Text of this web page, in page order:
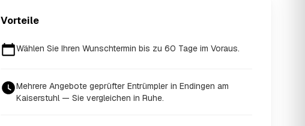
Vorteile
Wählen Sie Ihren Wunschtermin bis zu 60 Tage im Voraus.
Mehrere Angebote geprüfter Entrümpler in Endingen am
Kaiserstuhl — Sie vergleichen in Ruhe.